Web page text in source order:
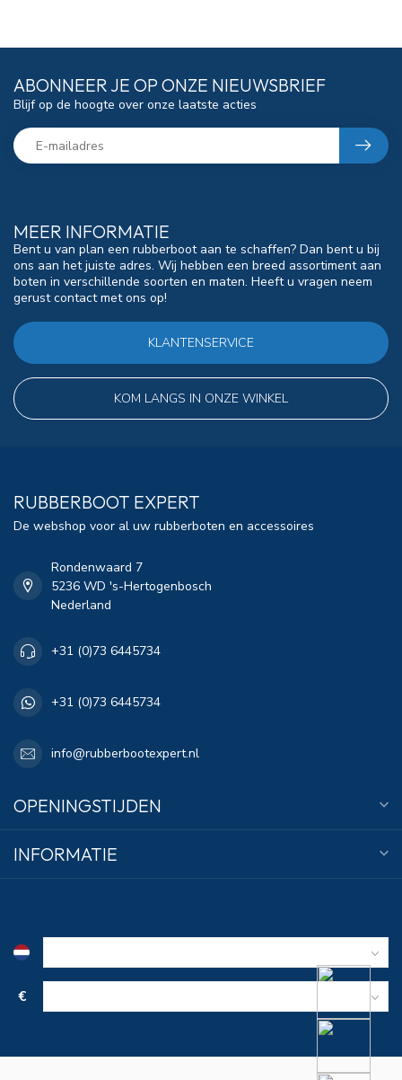
MEER INFORMATIE
Bent u van plan een rubberboot aan te schaffen? Dan bent u bij
ons aan het juiste adres. Wij hebben een breed assortiment aan
boten in verschillende soorten en maten. Heeft u vragen neem
gerust contact met ons op!
KLANTENSERVICE
KOM LANGS IN ONZE WINKEL
ABONNEER JE OP ONZE NIEUWSBRIEF
Blijf op de hoogte over onze laatste acties
RUBBERBOOT EXPERT
De webshop voor al uw rubberboten en accessoires
Rondenwaard 7
5236 WD 's-Hertogenbosch
Nederland
+31 (0)73 6445734
+31 (0)73 6445734
info@rubberbootexpert.nl
OPENINGSTIJDEN
INFORMATIE
€